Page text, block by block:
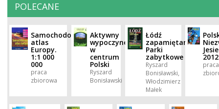
POLECANE
Samochodowy
atlas
Europy.
1:1 000
000
praca
zbiorowa
Aktywny
wypoczynek
w
centrum
Polski
Ryszard
Bonisławski
Łódź
zapamiętana.
Parki
zabytkowe
Ryszard
Bonisławski,
Włodzimierz
Małek
2012
praca